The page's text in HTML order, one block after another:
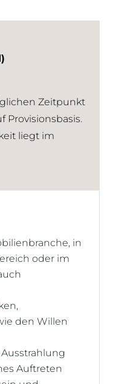
Zeitpunkt
Provisionsbasis.
liegt im
in
oder im
den Willen
Auftreten